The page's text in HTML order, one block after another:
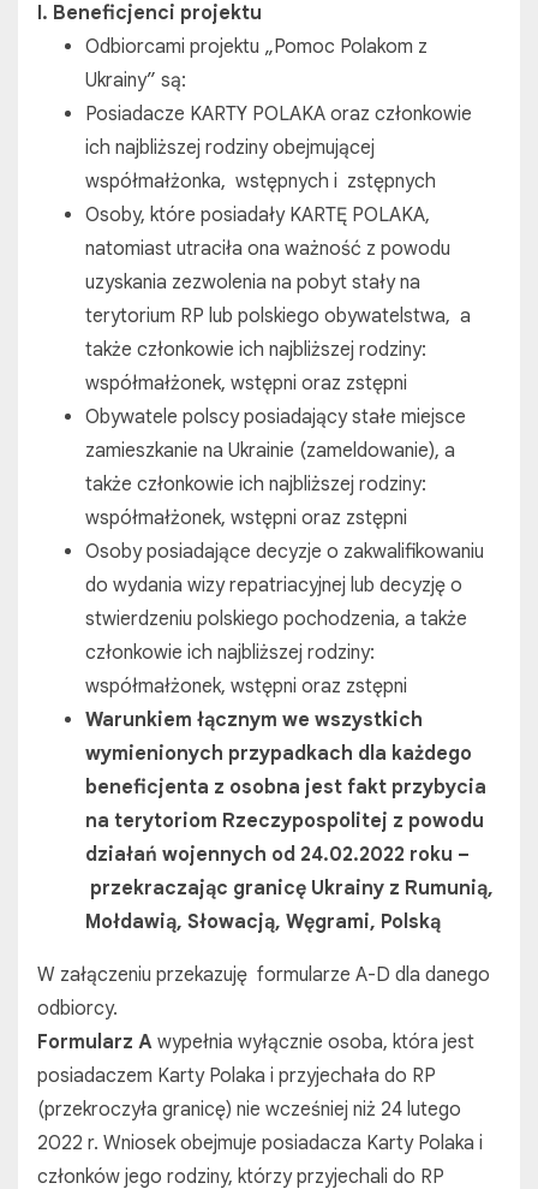
I. Beneficjenci projektu
Odbiorcami projektu „Pomoc Polakom z
Ukrainy” są:
Posiadacze KARTY POLAKA oraz członkowie
ich najbliższej rodziny obejmującej
współmałżonka, wstępnych i zstępnych
Osoby, które posiadały KARTĘ POLAKA,
natomiast utraciła ona ważność z powodu
uzyskania zezwolenia na pobyt stały na
terytorium RP lub polskiego obywatelstwa, a
także członkowie ich najbliższej rodziny:
współmałżonek, wstępni oraz zstępni
Obywatele polscy posiadający stałe miejsce
zamieszkanie na Ukrainie (zameldowanie), a
także członkowie ich najbliższej rodziny:
współmałżonek, wstępni oraz zstępni
Osoby posiadające decyzje o zakwalifikowaniu
do wydania wizy repatriacyjnej lub decyzję o
stwierdzeniu polskiego pochodzenia, a także
członkowie ich najbliższej rodziny:
współmałżonek, wstępni oraz zstępni
Warunkiem łącznym we wszystkich
wymienionych przypadkach dla każdego
beneficjenta z osobna jest fakt przybycia
na terytoriom Rzeczypospolitej z powodu
działań wojennych od 24.02.2022 roku –
przekraczając granicę Ukrainy z Rumunią,
Mołdawią, Słowacją, Węgrami, Polską
W załączeniu przekazuję formularze A-D dla danego
odbiorcy.
Formularz A wypełnia wyłącznie osoba, która jest
posiadaczem Karty Polaka i przyjechała do RP
(przekroczyła granicę) nie wcześniej niż 24 lutego
2022 r. Wniosek obejmuje posiadacza Karty Polaka i
członków jego rodziny, którzy przyjechali do RP